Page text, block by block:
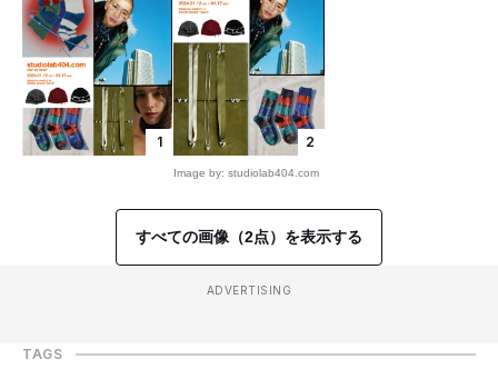
1 2
Image by: studiolab404.com
すべての画像（2点）を表示する
ADVERTISING
TAGS